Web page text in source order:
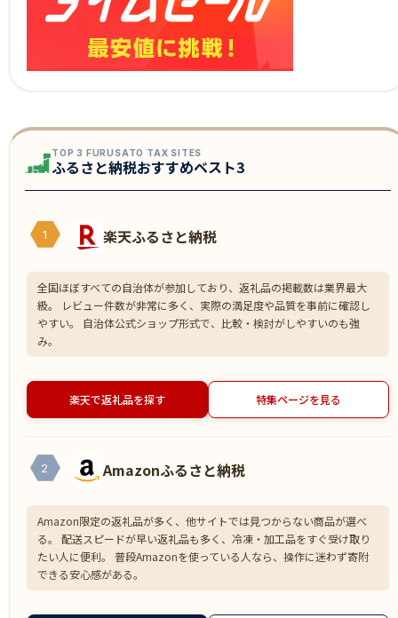
TOP 3 FURUSATO TAX SITES
ふるさと納税おすすめベスト3
1 楽天ふるさと納税
全国ほぼすべての自治体が参加しており、返礼品の掲載数は業界最大
級。 レビュー件数が非常に多く、実際の満足度や品質を事前に確認し
やすい。 自治体公式ショップ形式で、比較・検討がしやすいのも強
み。
楽天で返礼品を探す 特集ページを見る
2 Amazonふるさと納税
Amazon限定の返礼品が多く、他サイトでは見つからない商品が選べ
る。 配送スピードが早い返礼品も多く、冷凍・加工品をすぐ受け取り
たい人に便利。 普段Amazonを使っている人なら、操作に迷わず寄附
できる安心感がある。